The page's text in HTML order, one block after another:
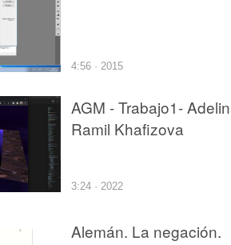
4:56 · 2015
AGM - Trabajo1-
Ramil Khafizova
3:24 · 2022
Alemán. La negación.